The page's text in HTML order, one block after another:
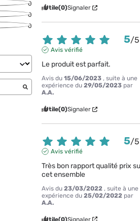
0
0
0
Utile(0)Signaler
5/5
Avis vérifié
Le produit est parfait.
Avis du15/06/2023 , suite à une
expérience du29/05/2023 par
A.A.
Utile(0)Signaler
5/5
Avis vérifié
Très bon rapport qualité prix
cet ensemble
Avis du23/03/2022 , suite à une
expérience du25/02/2022 par
A.A.
Utile(0)Signaler